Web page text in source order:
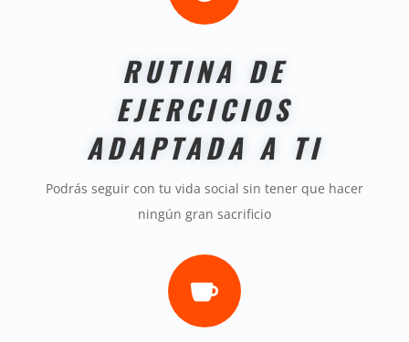
RUTINA DE
EJERCICIOS
ADAPTADA A TI
Podrás seguir con tu vida social sin tener que hacer
ningún gran sacrificio
